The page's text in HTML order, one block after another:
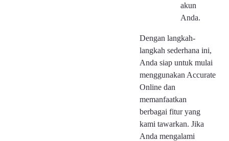
akun
Anda.
Dengan langkah-
langkah sederhana ini,
Anda siap untuk mulai
menggunakan Accurate
Online dan
memanfaatkan
berbagai fitur yang
kami tawarkan. Jika
Anda mengalami